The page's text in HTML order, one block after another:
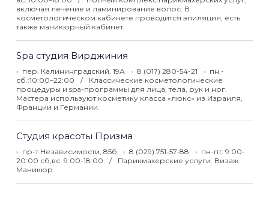
включая лечение и ламинирование волос. В
косметологическом кабинете проводится эпиляция, есть
также маникюрный кабинет.
Spa студия Вирджиния
пер. Калининградский, 19А 8 (017) 280-54-21
пн.-
сб.:10:00–22:00
Классические косметологические
процедуры и spa-программы для лица, тела, рук и ног.
Мастера используют косметику класса «люкс» из Израиля,
Франции и Германии.
Студия красоты Призма
пр-т Независимости, 85б 8 (029) 751-57-88
пн-пт: 9:00-
20:00 сб,вс: 9:00-18:00
Парикмахерские услуги. Визаж.
Маникюр.